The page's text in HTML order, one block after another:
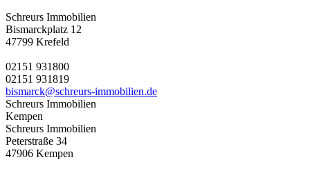
Schreurs Immobilien
Bismarckplatz 12
47799 Krefeld
02151 931800
02151 931819
bismarck@schreurs-immobilien.de
Schreurs Immobilien
Kempen
Schreurs Immobilien
Peterstraße 34
47906 Kempen